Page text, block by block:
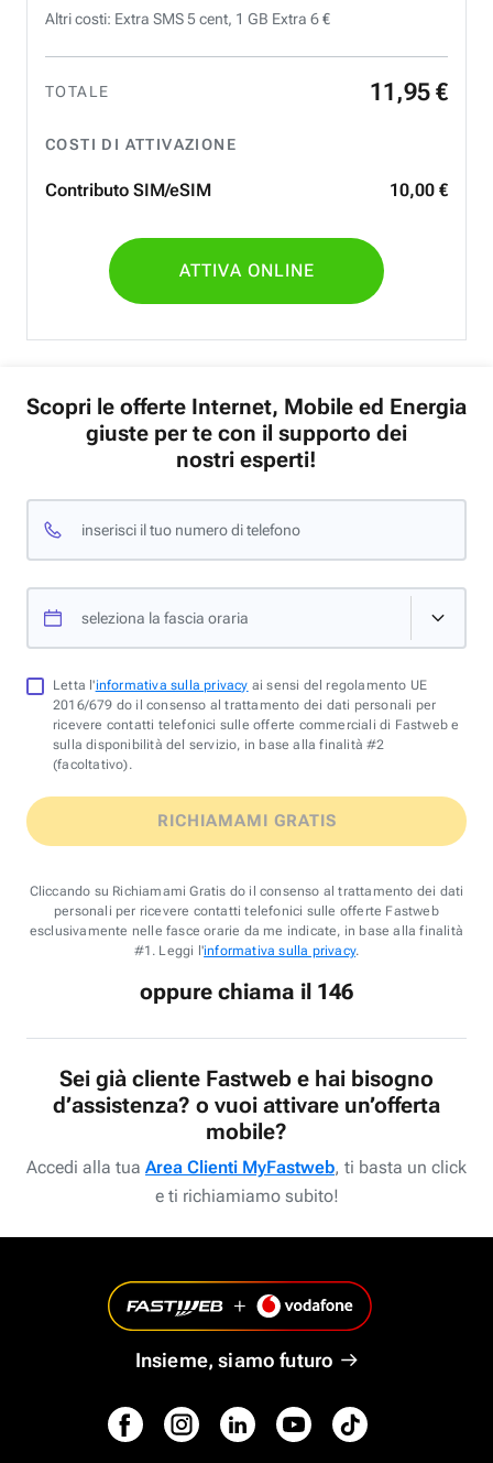
Altri costi: Extra SMS 5 cent, 1 GB Extra 6 €
TOTALE 11 ,95 €
COSTI DI ATTIVAZIONE
Contributo SIM/eSIM 10,00 €
ATTIVA ONLINE
Scopri le offerte Internet, Mobile ed Energia
giuste per te con il supporto dei
nostri esperti!
inserisci il tuo numero di telefono
seleziona la fascia oraria
Letta l'informativa sulla privacy ai sensi del regolamento UE
2016/679 do il consenso al trattamento dei dati personali per
ricevere contatti telefonici sulle offerte commerciali di Fastweb e
sulla disponibilità del servizio, in base alla finalità #2
(facoltativo).
RICHIAMAMI GRATIS
Cliccando su Richiamami Gratis do il consenso al trattamento dei dati
personali per ricevere contatti telefonici sulle offerte Fastweb
esclusivamente nelle fasce orarie da me indicate, in base alla finalità
#1. Leggi l'informativa sulla privacy.
oppure chiama il 146
Sei già cliente Fastweb e hai bisogno
d’assistenza? o vuoi attivare un’offerta
mobile?
Accedi alla tua Area Clienti MyFastweb, ti basta un click
e ti richiamiamo subito!
Insieme, siamo futuro